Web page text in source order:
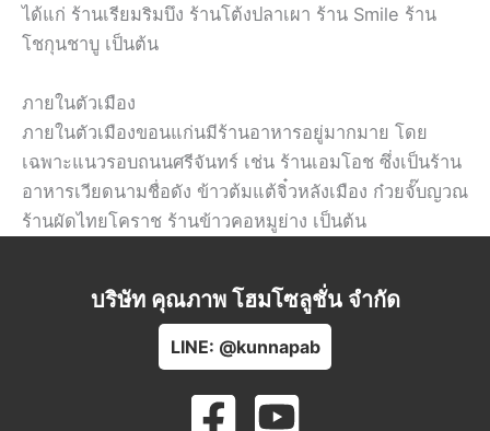
ได้แก่ ร้านเรียมริมบึง ร้านโต้งปลาเผา ร้าน Smile ร้าน
โชกุนชาบู เป็นต้น
ภายในตัวเมือง
ภายในตัวเมืองขอนแก่นมีร้านอาหารอยู่มากมาย โดย
เฉพาะแนวรอบถนนศรีจันทร์ เช่น ร้านเอมโอช ซึ่งเป็นร้าน
อาหารเวียดนามชื่อดัง ข้าวต้มแต้จิ๋วหลังเมือง ก๋วยจั๊บญวณ
ร้านผัดไทยโคราช ร้านข้าวคอหมูย่าง เป็นต้น
บริษัท คุณภาพ โฮมโซลูชั่น จำกัด
LINE: @kunnapab